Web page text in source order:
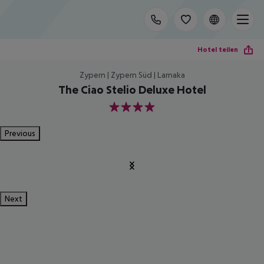
Hotel teilen
Zypern | Zypern Süd | Larnaka
The Ciao Stelio Deluxe Hotel
4
Previous
Next